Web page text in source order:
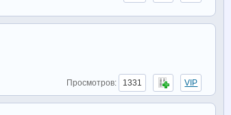
Просмотров: 1331 VIP